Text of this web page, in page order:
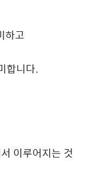
하고
합니다.
이루어지는 것